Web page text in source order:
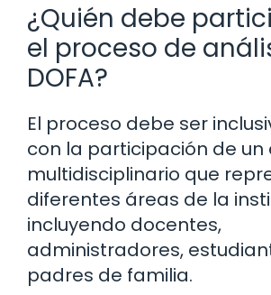
¿Quién debe
el proceso de
DOFA?
El proceso debe ser
con la participación de un
multidisciplinario que
diferentes áreas de la
incluyendo docentes,
administradores,
padres de familia.